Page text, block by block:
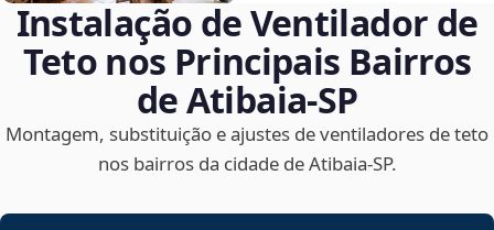
Instalação de Ventilador de
Teto nos Principais Bairros
de Atibaia‑SP
Montagem, substituição e ajustes de ventiladores de teto
nos bairros da cidade de Atibaia‑SP.